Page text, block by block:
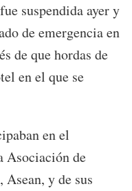
suspendida ayer y
de emergencia en
de que hordas de
en el que se
en el
Asociación de
y de sus